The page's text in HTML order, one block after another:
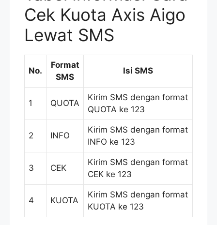
Cek Kuota Axis Aigo
Lewat SMS
No.
Format
SMS
Isi SMS
1 QUOTA
Kirim SMS dengan format
QUOTA ke 123
2 INFO
Kirim SMS dengan format
INFO ke 123
3 CEK
Kirim SMS dengan format
CEK ke 123
4 KUOTA
Kirim SMS dengan format
KUOTA ke 123